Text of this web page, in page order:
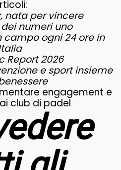
nata per vincere
numeri uno
campo ogni 24 ore in
Report 2026
e sport insieme
engagement e
club di padel